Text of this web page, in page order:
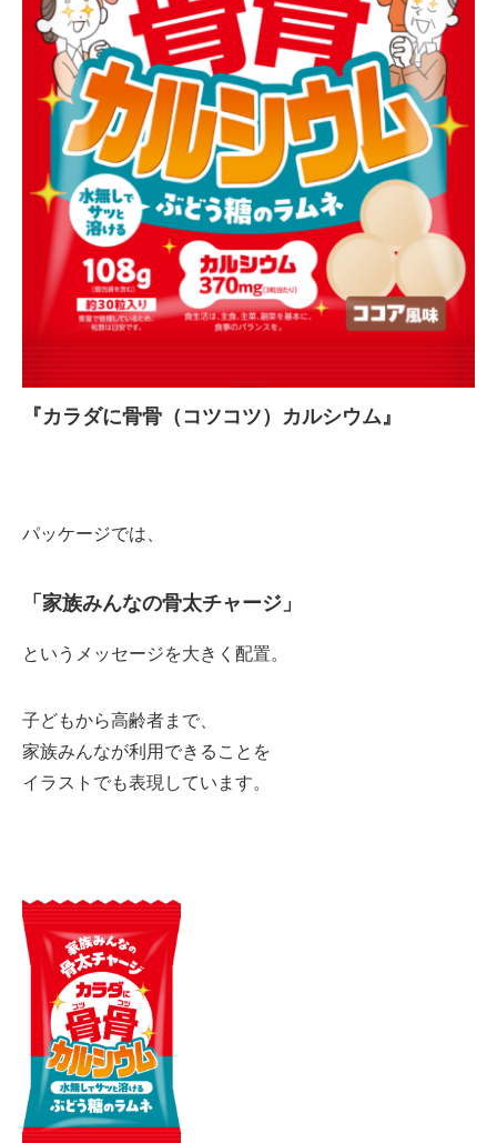
『カラダに骨骨（コツコツ）カルシウム』
パッケージでは、
「家族みんなの骨太チャージ」
というメッセージを大きく配置。
子どもから高齢者まで、
家族みんなが利用できることを
イラストでも表現しています。